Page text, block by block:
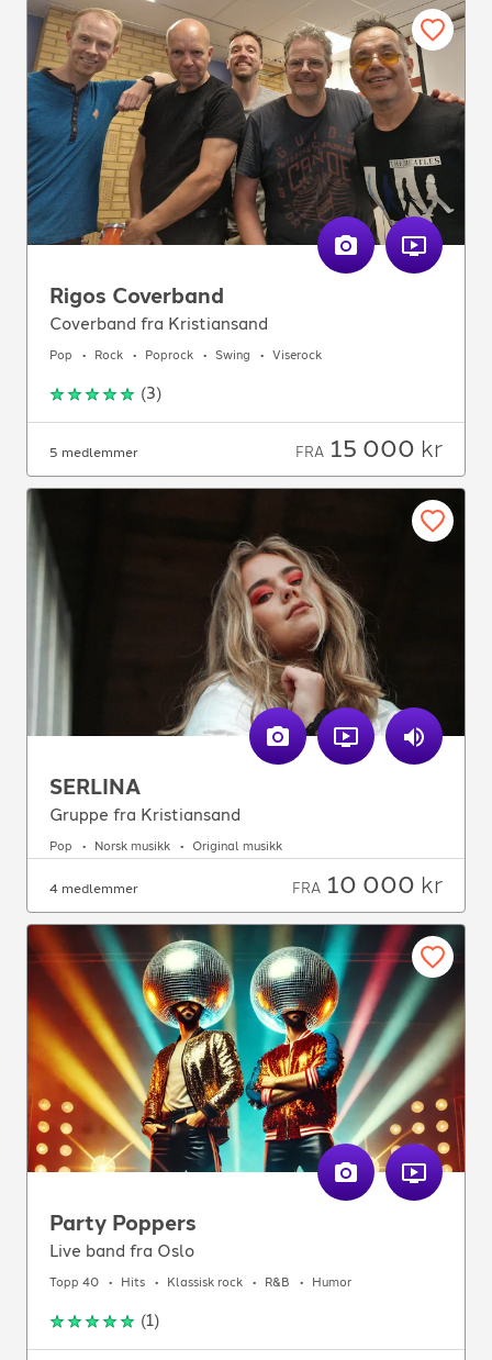
Rigos Coverband
Coverband fra Kristiansand
Pop Rock Poprock Swing Viserock
(3)
5 medlemmer FRA 15 000 kr
SERLINA
Gruppe fra Kristiansand
Pop Norsk musikk Original musikk
4 medlemmer FRA 10 000 kr
Party Poppers
Live band fra Oslo
Topp 40 Hits Klassisk rock R&B Humor
(1)